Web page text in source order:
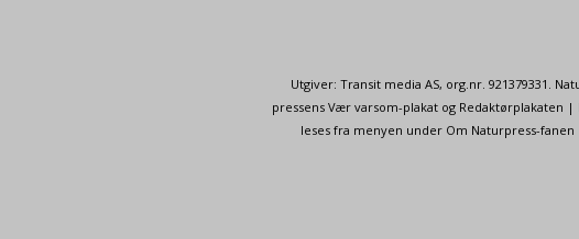
Utgiver: Transit media AS, org.nr. 921379331.
pressens Vær varsom-plakat og
leses fra menyen under Om Naturpress-